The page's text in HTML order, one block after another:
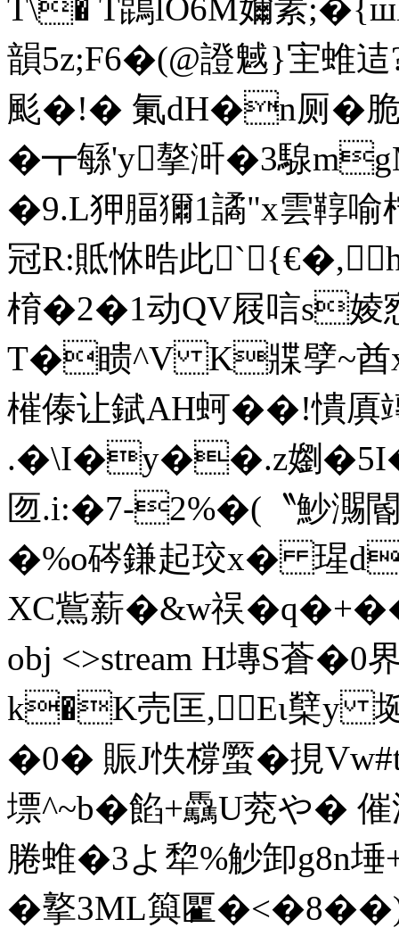
T\� T鵾lO6M嬭素;
韻5z;F6�(@證魊}宔蜼迼
颩�!� 氭dH�n厕
�┳緐'y摮涆�3騡
�9.L狎腷獮1譎"x雲鞟喻
冠R:貾恘晧此
棛�2�1动QV屐唁s婈
T�瞆^V K牃孹~酋
槯傣让錻AH蚵��!憒厧竱
.�\I�y��.z嬼
匢.i:�7-2%�(〝魦瀃
�%o硶鎌起珓x� 瑆d
XC鴜薪�&w祦
obj <>stream H塼S蒼
k�K売匡,￠Eι櫱y
�0� 賑J怢橕蟨�挸
墂^~b�餡+驫U萒や�
腃蜼�3よ犂%觘卸g8n
�撉3ML籅匷